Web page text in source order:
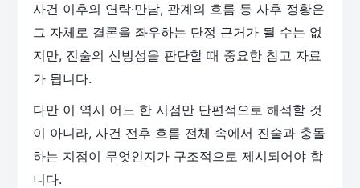
사건 이후의 연락·만남, 관계의 흐름 등 사후 정황은
그 자체로 결론을 좌우하는 단정 근거가 될 수는 없
지만, 진술의 신빙성을 판단할 때 중요한 참고 자료
가 됩니다.
다만 이 역시 어느 한 시점만 단편적으로 해석할 것
이 아니라, 사건 전후 흐름 전체 속에서 진술과 충돌
하는 지점이 무엇인지가 구조적으로 제시되어야 합
니다.